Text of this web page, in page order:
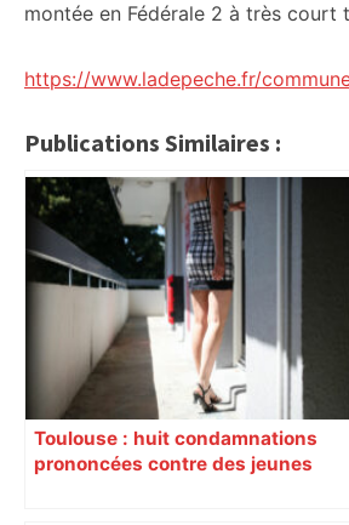
montée en Fédérale 2 à très court
https://www.ladepeche.fr/
Publications Similaires :
Toulouse : huit condamnations
prononcées contre des jeunes